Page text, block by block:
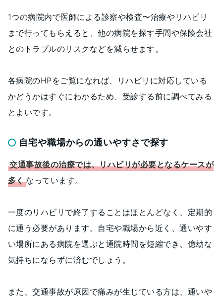
1つの病院内で医師による診察や検査〜治療やリハビリ
まで行ってもらえると、他の病院を探す手間や保険会社
とのトラブルのリスクなどを減らせます。
各病院のHPをご覧になれば、リハビリに対応している
かどうかはすぐにわかるため、受診する前に調べてみる
とよいです。
自宅や職場からの通いやすさで探す
交通事故後の治療では、リハビリが必要となるケースが
多く なっています。
一度のリハビリで終了することはほとんどなく、定期的
に通う必要があります。自宅や職場から近く、通いやす
い場所にある病院を選ぶと通院時間を短縮でき、億劫な
気持ちにならずに済むでしょう。
また、交通事故が原因で痛みが生じている方は、通いや